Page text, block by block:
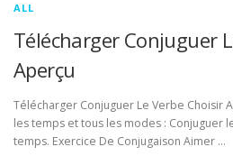
ALL
Télécharger Conjuguer
Aperçu
Télécharger Conjuguer Le Verbe Choisir
les temps et tous les modes : Conjuguer
temps. Exercice De Conjugaison Aimer …